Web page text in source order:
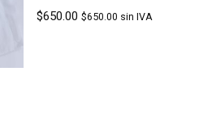
$650.00 $650.00 sin IVA